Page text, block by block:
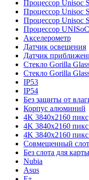
Процессор Unisoc
Процессор Unisoc
Процессор Unisoc
Процессор
Акселерометр
Датчик освещения
Датчик
Стекло Gorilla
Стекло Gorilla
IP53
IP54
Без защиты от
Корпус алюминий
4K 3840x2160 пикс
4K 3840x2160
4K 3840x2160
Совмещенный
Без слота для
Nubia
Asus